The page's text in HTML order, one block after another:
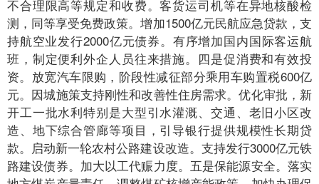
不合理限高等规定和收费。客货运司机等在异地核酸检
测，同等享受免费政策。增加1500亿元民航应急贷款，支
持航空业发行2000亿元债券。有序增加国内国际客运航
班，制定便利外企人员往来措施。四是促消费和有效投
资。放宽汽车限购，阶段性减征部分乘用车购置税600亿
元。因城施策支持刚性和改善性住房需求。优化审批，新
开工一批水利特别是大型引水灌溉、交通、老旧小区改
造、地下综合管廊等项目，引导银行提供规模性长期贷
款。启动新一轮农村公路建设改造。支持发行3000亿元铁
路建设债券。加大以工代赈力度。五是保能源安全。落实